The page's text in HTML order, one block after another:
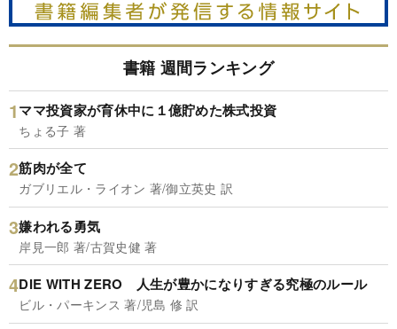
書籍 週間ランキング
ママ投資家が育休中に１億貯めた株式投資
ちょる子 著
筋肉が全て
ガブリエル・ライオン 著/御立英史 訳
嫌われる勇気
岸見一郎 著/古賀史健 著
DIE WITH ZERO 人生が豊かになりすぎる究極のルール
ビル・パーキンス 著/児島 修 訳